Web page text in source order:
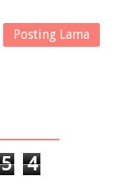
Posting Lama
5 4